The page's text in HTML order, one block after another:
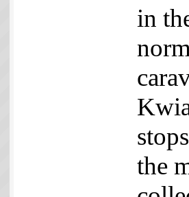
in
the